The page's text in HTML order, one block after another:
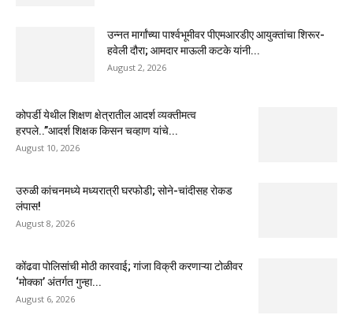
उन्नत मार्गांच्या पार्श्वभूमीवर पीएमआरडीए आयुक्तांचा शिरूर-
हवेली दौरा; आमदार माऊली कटके यांनी...
August 2, 2026
कोपर्डी येथील शिक्षण क्षेत्रातील आदर्श व्यक्तीमत्व
हरपले..”आदर्श शिक्षक किसन चव्हाण यांचे...
August 10, 2026
उरुळी कांचनमध्ये मध्यरात्री घरफोडी; सोने-चांदीसह रोकड
लंपास!
August 8, 2026
कोंढवा पोलिसांची मोठी कारवाई; गांजा विक्री करणाऱ्या टोळीवर
‘मोक्का’ अंतर्गत गुन्हा...
August 6, 2026